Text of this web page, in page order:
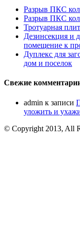
Разрыв ПКС
Разрыв ПКС
Тротуарная
Дезинсекция и
помещение к
Дуплекс для
дом и поселок
Свежие
admin к записи
уложить и
© Copyright 2013, All